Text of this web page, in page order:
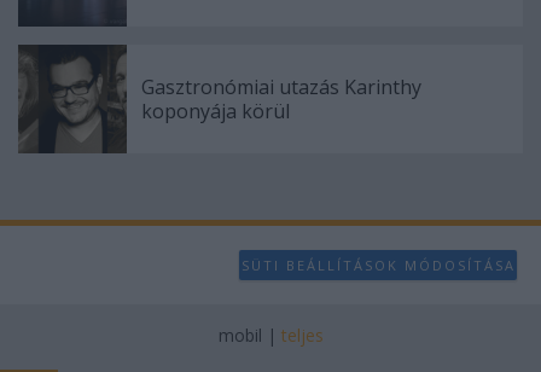
Gasztronómiai utazás Karinthy
koponyája körül
SÜTI BEÁLLÍTÁSOK MÓDOSÍTÁSA
mobil | teljes